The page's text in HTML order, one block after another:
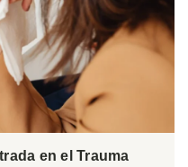
en el Trauma